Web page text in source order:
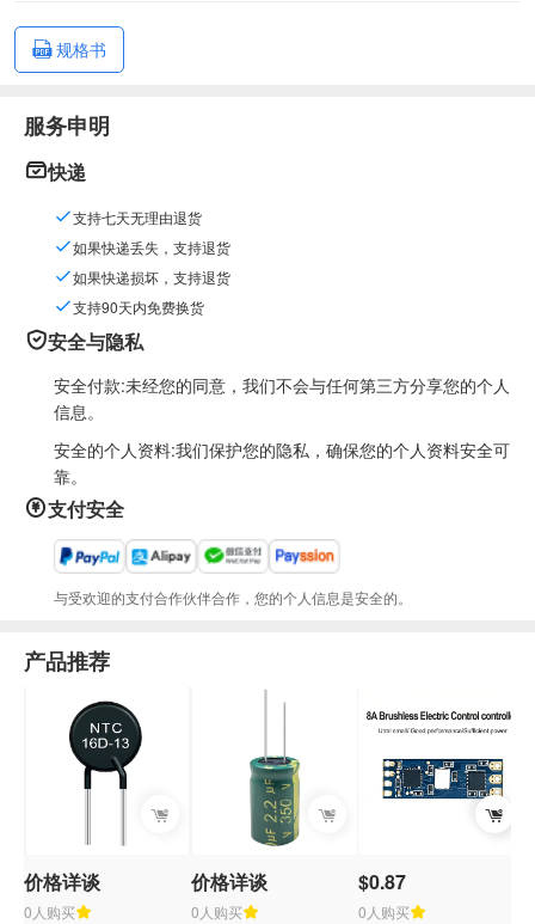
规格书
服务申明
快递
支持七天无理由退货
如果快递丢失，支持退货
如果快递损坏，支持退货
支持90天内免费换货
安全与隐私
安全付款:未经您的同意，我们不会与任何第三方分享您的个人
信息。
安全的个人资料:我们保护您的隐私，确保您的个人资料安全可
靠。
支付安全
与受欢迎的支付合作伙伴合作，您的个人信息是安全的。
产品推荐
价格详谈
0人购买
价格详谈
0人购买
$0.87
0人购买